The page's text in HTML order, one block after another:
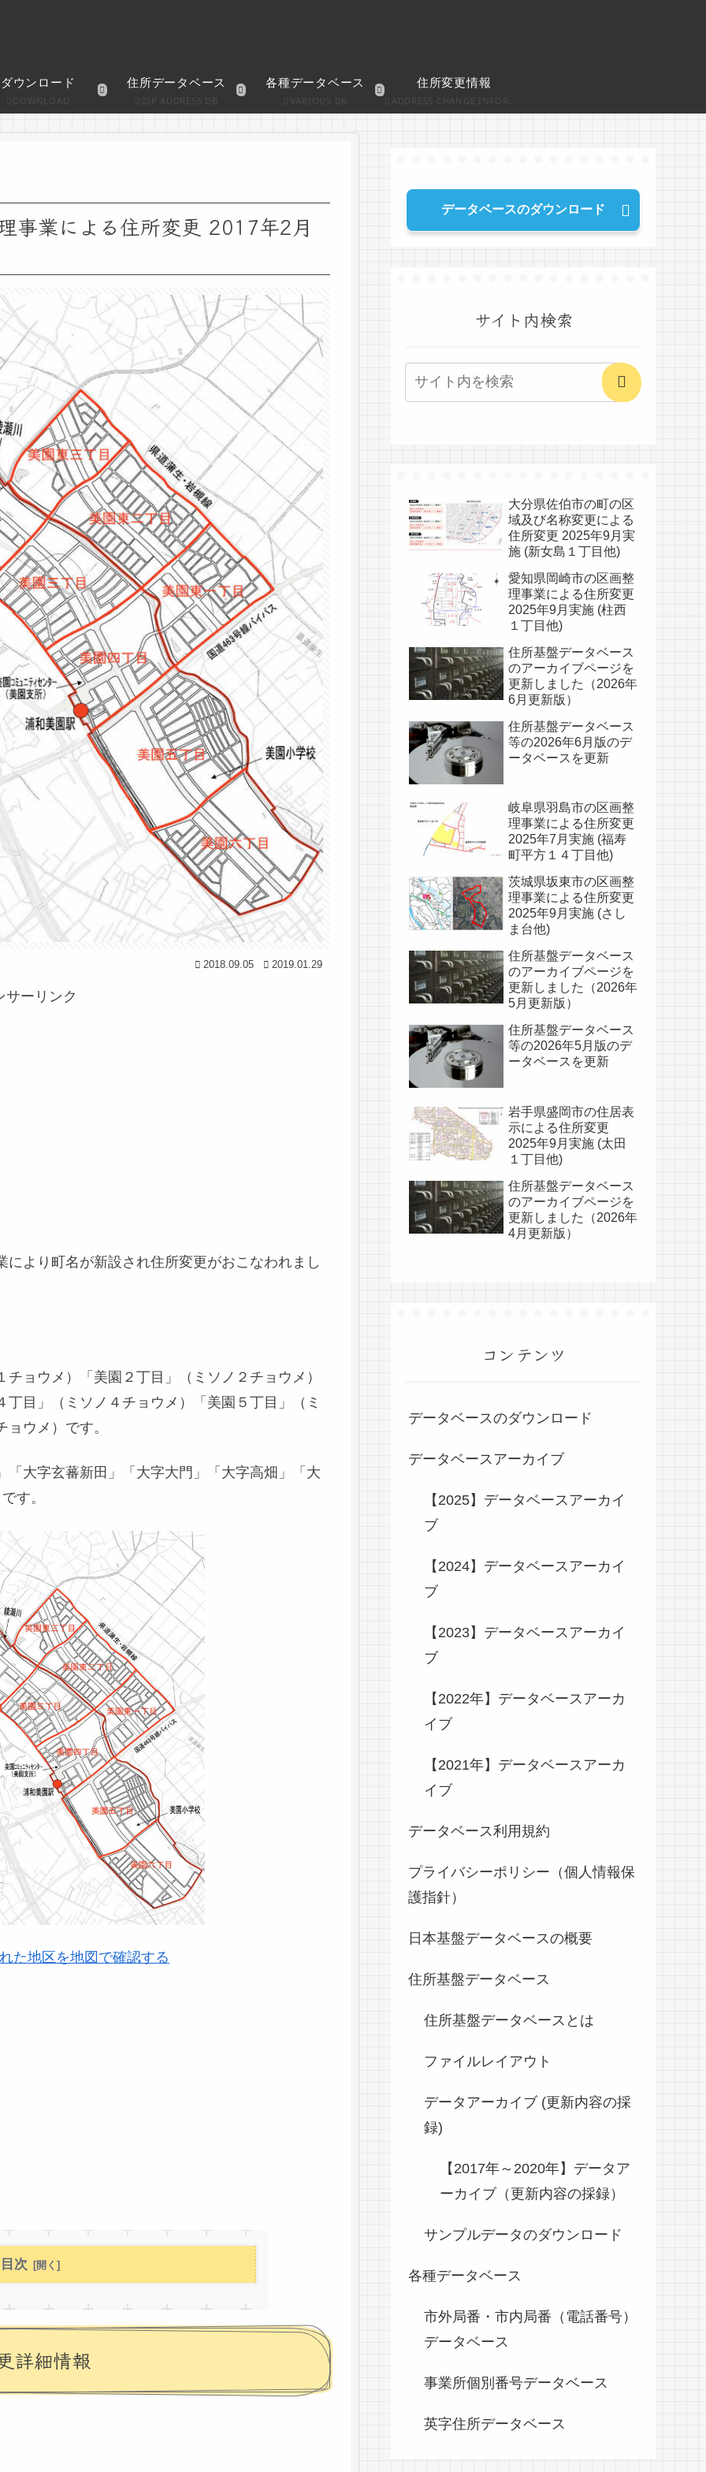
ダウンロード
DOWNLOAD
住所データベース
ZIP ADDRESS DB
各種データベース
VARIOUS DB
住所変更情報
ADDRESS CHANGE INFORMATION
事業による住所変更 2017年2月
2018.09.05 2019.01.29
サーリンク
より町名が新設され住所変更がおこなわれまし
ョウメ）「美園２丁目」（ミソノ２チョウメ）
目」（ミソノ４チョウメ）「美園５丁目」（ミ
ウメ）です。
大字玄蕃新田」「大字大門」「大字高畑」「大
す。
た地区を地図で確認する
目次
詳細情報
データベースのダウンロード
サイト内検索
大分県佐伯市の町の区
域及び名称変更による
住所変更 2025年9月実
施 (新女島１丁目他)
愛知県岡崎市の区画整
理事業による住所変更
2025年9月実施 (柱西
１丁目他)
住所基盤データベース
のアーカイブページを
更新しました（2026年
6月更新版）
住所基盤データベース
等の2026年6月版のデ
ータベースを更新
岐阜県羽島市の区画整
理事業による住所変更
2025年7月実施 (福寿
町平方１４丁目他)
茨城県坂東市の区画整
理事業による住所変更
2025年9月実施 (さし
ま台他)
住所基盤データベース
のアーカイブページを
更新しました（2026年
5月更新版）
住所基盤データベース
等の2026年5月版のデ
ータベースを更新
岩手県盛岡市の住居表
示による住所変更
2025年9月実施 (太田
１丁目他)
住所基盤データベース
のアーカイブページを
更新しました（2026年
4月更新版）
コンテンツ
データベースのダウンロード
データベースアーカイブ
【2025】データベースアーカイ
ブ
【2024】データベースアーカイ
ブ
【2023】データベースアーカイ
ブ
【2022年】データベースアーカ
イブ
【2021年】データベースアーカ
イブ
データベース利用規約
プライバシーポリシー（個人情報保
護指針）
日本基盤データベースの概要
住所基盤データベース
住所基盤データベースとは
ファイルレイアウト
データアーカイブ (更新内容の採
録)
【2017年～2020年】データア
ーカイブ（更新内容の採録）
サンプルデータのダウンロード
各種データベース
市外局番・市内局番（電話番号）
データベース
事業所個別番号データベース
英字住所データベース